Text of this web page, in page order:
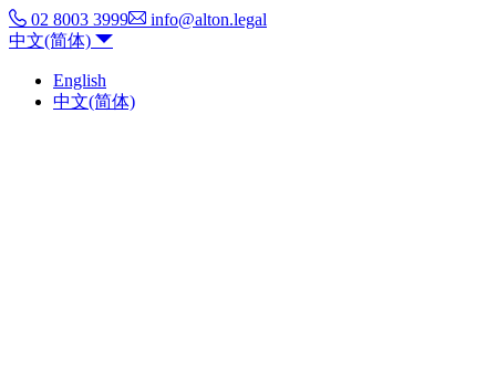
02 8003 3999
info@alton.legal
中文(简体)
English
中文(简体)